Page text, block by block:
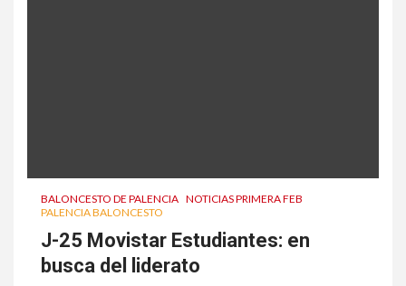
BALONCESTO DE PALENCIA NOTICIAS PRIMERA FEB
PALENCIA BALONCESTO
J-25 Movistar Estudiantes: en
busca del liderato